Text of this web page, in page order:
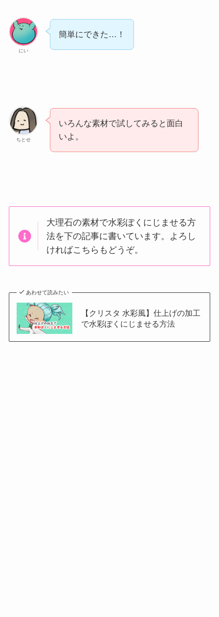
にい
簡単にできた…！
ちとせ
いろんな素材で試してみると面白
いよ。
大理石の素材で水彩ぽくにじませる方
法を下の記事に書いています。よろし
ければこちらもどうぞ。
あわせて読みたい
【クリスタ 水彩風】仕上げの加工
で水彩ぽくにじませる方法